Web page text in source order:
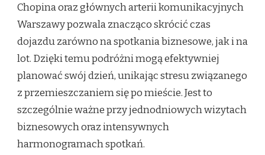
Chopina oraz głównych arterii komunikacyjnych
Warszawy pozwala znacząco skrócić czas
dojazdu zarówno na spotkania biznesowe, jak i na
lot. Dzięki temu podróżni mogą efektywniej
planować swój dzień, unikając stresu związanego
z przemieszczaniem się po mieście. Jest to
szczególnie ważne przy jednodniowych wizytach
biznesowych oraz intensywnych
harmonogramach spotkań.